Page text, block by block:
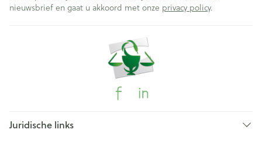
nieuwsbrief en gaat u akkoord met onze privacy policy.
Juridische links